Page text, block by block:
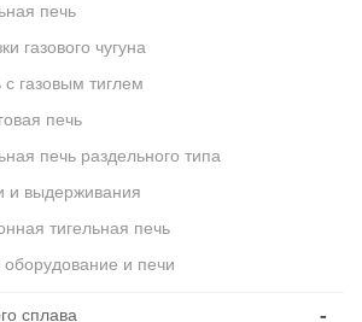
печь
газового чугуна
газовым тиглем
печь
печь раздельного типа
и выдерживания
тигельная печь
и печи
сплава -